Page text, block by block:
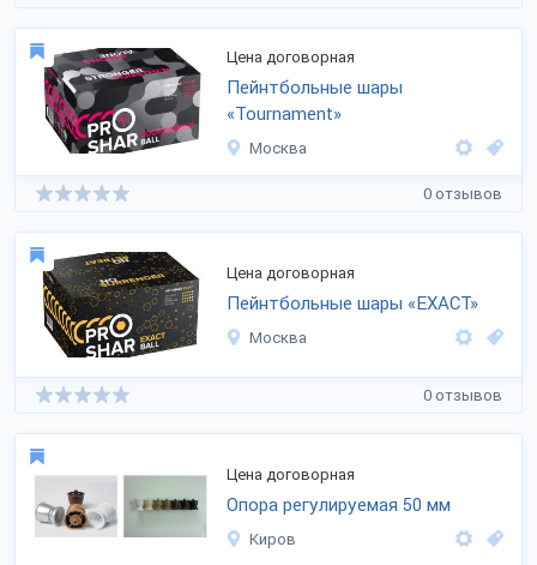
Цена договорная
Пейнтбольные шары
«Tournament»
Москва
0 отзывов
Цена договорная
Пейнтбольные шары «EXACT»
Москва
0 отзывов
Цена договорная
Опора регулируемая 50 мм
Киров